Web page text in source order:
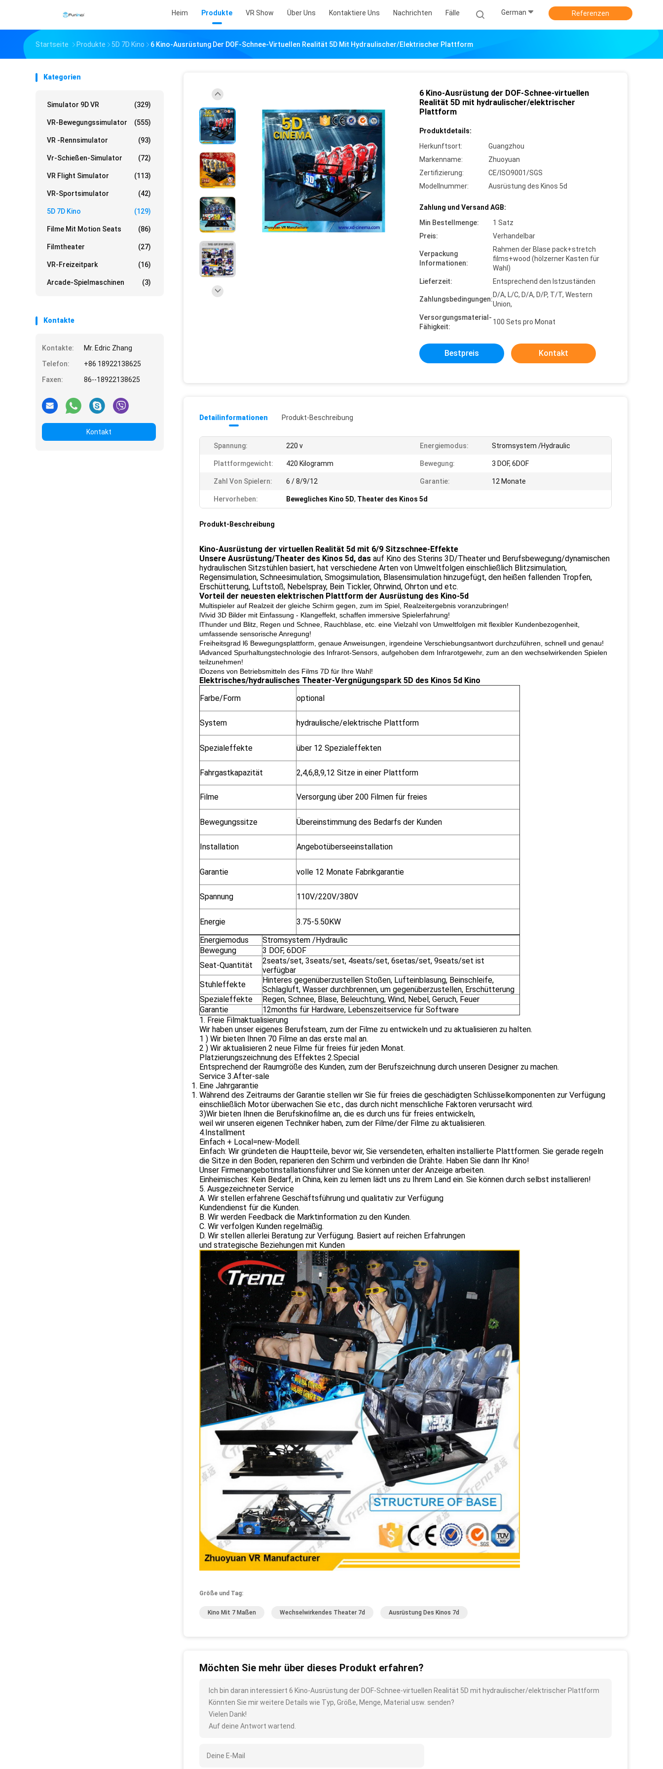
Heim Produkte VR Show Über Uns Kontaktiere Uns Nachrichten Fälle German Referenzen
Startseite Produkte 5D 7D Kino 6 Kino-Ausrüstung Der DOF-Schnee-Virtuellen Realität 5D Mit Hydraulischer/elektrischer Plattform
Kategorien
Simulator 9D VR (329)
VR-Bewegungssimulator (555)
VR -Rennsimulator (93)
Vr-Schießen-Simulator (72)
VR Flight Simulator (113)
VR-Sportsimulator (42)
5D 7D Kino (129)
Filme Mit Motion Seats (86)
Filmtheater (27)
VR-Freizeitpark (16)
Arcade-Spielmaschinen (3)
Kontakte
Kontakte:
Mr. Edric Zhang
Telefon:
+86 18922138625
Faxen:
86--18922138625
Kontakt
6 Kino-Ausrüstung der DOF-Schnee-virtuellen
Realität 5D mit hydraulischer/elektrischer
Plattform
Produktdetails:
Herkunftsort:
Guangzhou
Markenname:
Zhuoyuan
Zertifizierung:
CE/ISO9001/SGS
Modellnummer:
Ausrüstung des Kinos 5d
Zahlung und Versand AGB:
Min Bestellmenge:
1 Satz
Preis:
Verhandelbar
Verpackung
Informationen:
Rahmen der Blase pack+stretch
films+wood (hölzerner Kasten für
Wahl)
Lieferzeit:
Entsprechend den Istzuständen
Zahlungsbedingungen:
D/A, L/C, D/A, D/P, T/T, Western
Union,
Versorgungsmaterial-
Fähigkeit:
100 Sets pro Monat
Bestpreis Kontakt
Detailinformationen Produkt-Beschreibung
Spannung: 220 v Energiemodus: Stromsystem /Hydraulic
Plattformgewicht: 420 Kilogramm Bewegung: 3 DOF, 6DOF
Zahl Von Spielern: 6 / 8/9/12 Garantie: 12 Monate
Hervorheben: Bewegliches Kino 5D, Theater des Kinos 5d
Produkt-Beschreibung
Kino-Ausrüstung der virtuellen Realität 5d mit 6/9 Sitzschnee-Effekte
Unsere Ausrüstung/Theater des Kinos 5d, das auf Kino des Sterins 3D/Theater und Berufsbewegung/dynamischen
hydraulischen Sitzstühlen basiert, hat verschiedene Arten von Umweltfolgen einschließlich Blitzsimulation,
Regensimulation, Schneesimulation, Smogsimulation, Blasensimulation hinzugefügt, den heißen fallenden Tropfen,
Erschütterung, Luftstoß, Nebelspray, Bein Tickler, Ohrwind, Ohrton und etc.
Vorteil der neuesten elektrischen Plattform der Ausrüstung des Kino-5d
Multispieler auf Realzeit der gleiche Schirm gegen, zum im Spiel, Realzeitergebnis voranzubringen!
lVivid 3D Bilder mit Einfassung - Klangeffekt, schaffen immersive Spielerfahrung!
lThunder und Blitz, Regen und Schnee, Rauchblase, etc. eine Vielzahl von Umweltfolgen mit flexibler Kundenbezogenheit,
umfassende sensorische Anregung!
Freiheitsgrad l6 Bewegungsplattform, genaue Anweisungen, irgendeine Verschiebungsantwort durchzuführen, schnell und genau!
lAdvanced Spurhaltungstechnologie des Infrarot-Sensors, aufgehoben dem Infrarotgewehr, zum an den wechselwirkenden Spielen
teilzunehmen!
lDozens von Betriebsmitteln des Films 7D für Ihre Wahl!
Elektrisches/hydraulisches Theater-Vergnügungspark 5D des Kinos 5d Kino
Farbe/Form
optional
System hydraulische/elektrische Plattform
Spezialeffekte über 12 Spezialeffekten
Fahrgastkapazität 2,4,6,8,9,12 Sitze in einer Plattform
Filme Versorgung über 200 Filmen für freies
Bewegungssitze Übereinstimmung des Bedarfs der Kunden
Installation Angebotüberseeinstallation
Garantie volle 12 Monate Fabrikgarantie
Spannung 110V/220V/380V
Energie
3.75-5.50KW
Energiemodus
Stromsystem /Hydraulic
Bewegung
3 DOF, 6DOF
Seat-Quantität
2seats/set, 3seats/set, 4seats/set, 6setas/set, 9seats/set ist
verfügbar
Stuhleffekte
Hinteres gegenüberzustellen Stoßen, Lufteinblasung, Beinschleife,
Schlagluft, Wasser durchbrennen, um gegenüberzustellen, Erschütterung
Spezialeffekte
Regen, Schnee, Blase, Beleuchtung, Wind, Nebel, Geruch, Feuer
Garantie
12months für Hardware, Lebenszeitservice für Software
1. Freie Filmaktualisierung
Wir haben unser eigenes Berufsteam, zum der Filme zu entwickeln und zu aktualisieren zu halten.
1 ) Wir bieten Ihnen 70 Filme an das erste mal an.
2 ) Wir aktualisieren 2 neue Filme für freies für jeden Monat.
Platzierungszeichnung des Effektes 2.Special
Entsprechend der Raumgröße des Kunden, zum der Berufszeichnung durch unseren Designer zu machen.
Service 3.After-sale
Eine Jahrgarantie
Während des Zeitraums der Garantie stellen wir Sie für freies die geschädigten Schlüsselkomponenten zur Verfügung
einschließlich Motor überwachen Sie etc., das durch nicht menschliche Faktoren verursacht wird.
3)Wir bieten Ihnen die Berufskinofilme an, die es durch uns für freies entwickeln,
weil wir unseren eigenen Techniker haben, zum der Filme/der Filme zu aktualisieren.
4.Installment
Einfach + Local=new-Modell.
Einfach: Wir gründeten die Hauptteile, bevor wir, Sie versendeten, erhalten installierte Plattformen. Sie gerade regeln
die Sitze in den Boden, reparieren den Schirm und verbinden die Drähte. Haben Sie dann Ihr Kino!
Unser Firmenangebotinstallationsführer und Sie können unter der Anzeige arbeiten.
Einheimisches: Kein Bedarf, in China, kein zu lernen lädt uns zu Ihrem Land ein. Sie können durch selbst installieren!
5. Ausgezeichneter Service
A. Wir stellen erfahrene Geschäftsführung und qualitativ zur Verfügung
Kundendienst für die Kunden.
B. Wir werden Feedback die Marktinformation zu den Kunden.
C. Wir verfolgen Kunden regelmäßig.
D. Wir stellen allerlei Beratung zur Verfügung. Basiert auf reichen Erfahrungen
und strategische Beziehungen mit Kunden
Größe und Tag:
Kino Mit 7 Maßen Wechselwirkendes Theater 7d Ausrüstung Des Kinos 7d
Möchten Sie mehr über dieses Produkt erfahren?
Ich bin daran interessiert 6 Kino-Ausrüstung der DOF-Schnee-virtuellen Realität 5D mit hydraulischer/elektrischer Plattform
Könnten Sie mir weitere Details wie Typ, Größe, Menge, Material usw. senden?
Vielen Dank!
Auf deine Antwort wartend.